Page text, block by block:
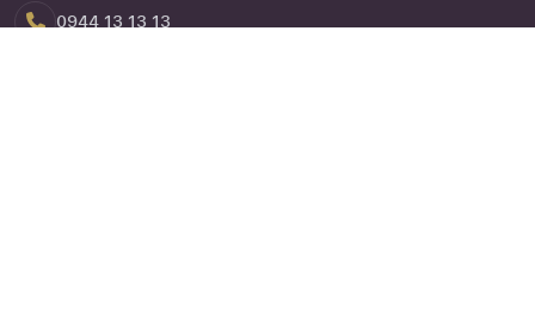
0944 13 13 13